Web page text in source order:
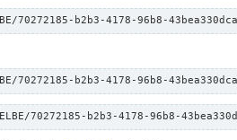
b2b3-4178-96b8-
70272185-b2b3-4178-96b8-
70272185-b2b3-4178-96b8-